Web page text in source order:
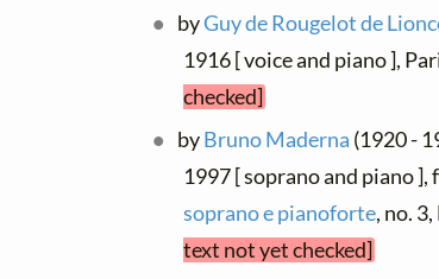
byGuy de Rougelot de
1916 [ voice and piano ],
checked]
byBruno Maderna (1920 -
1997 [ soprano and piano ],
soprano e pianoforte, no.
text not yet checked]